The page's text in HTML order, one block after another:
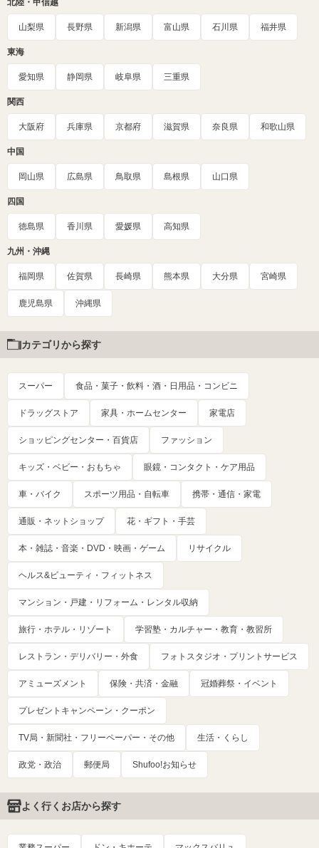
北陸・甲信越
山梨県 長野県 新潟県 富山県 石川県 福井県
東海
愛知県 静岡県 岐阜県 三重県
関西
大阪府 兵庫県 京都府 滋賀県 奈良県 和歌山県
中国
岡山県 広島県 鳥取県 島根県 山口県
四国
徳島県 香川県 愛媛県 高知県
九州・沖縄
福岡県 佐賀県 長崎県 熊本県 大分県 宮崎県
鹿児島県 沖縄県
カテゴリから探す
スーパー 食品・菓子・飲料・酒・日用品・コンビニ
ドラッグストア 家具・ホームセンター 家電店
ショッピングセンター・百貨店 ファッション
キッズ・ベビー・おもちゃ 眼鏡・コンタクト・ケア用品
車・バイク スポーツ用品・自転車 携帯・通信・家電
通販・ネットショップ 花・ギフト・手芸
本・雑誌・音楽・DVD・映画・ゲーム リサイクル
ヘルス&ビューティ・フィットネス
マンション・戸建・リフォーム・レンタル収納
旅行・ホテル・リゾート 学習塾・カルチャー・教育・教習所
レストラン・デリバリー・外食 フォトスタジオ・プリントサービス
アミューズメント 保険・共済・金融 冠婚葬祭・イベント
プレゼントキャンペーン・クーポン
TV局・新聞社・フリーペーパー・その他 生活・くらし
政党・政治 郵便局 Shufoo!お知らせ
よく行くお店から探す